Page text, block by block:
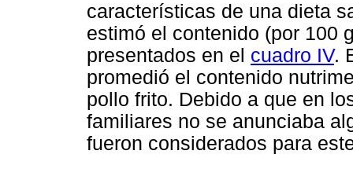
características de una dieta
estimó el contenido (por 100
presentados en el cuadro IV.
promedió el contenido
pollo frito. Debido a que en
familiares no se anunciaba
fueron considerados para